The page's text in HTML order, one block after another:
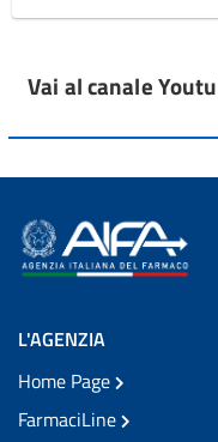
Vai al canale
L'AGENZIA
Home Page
FarmaciLine